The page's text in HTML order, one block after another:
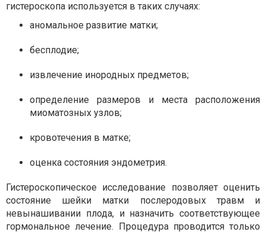
гистероскопа используется в таких случаях:
аномальное развитие матки;
бесплодие;
извлечение инородных предметов;
определение размеров и места расположения
миоматозных узлов;
кровотечения в матке;
оценка состояния эндометрия.
Гистероскопическое исследование позволяет оценить
состояние шейки матки послеродовых травм и
невынашивании плода, и назначить соответствующее
гормональное лечение. Процедура проводится только